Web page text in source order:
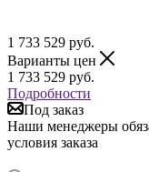
1 733 529 руб.
Варианты цен
1 733 529 руб.
Подробности
Под заказ
Наши менеджеры
условия заказа